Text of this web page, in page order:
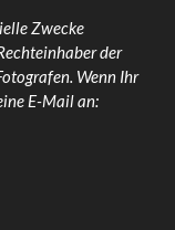
Zwecke
der
Wenn Ihr
E-Mail an: